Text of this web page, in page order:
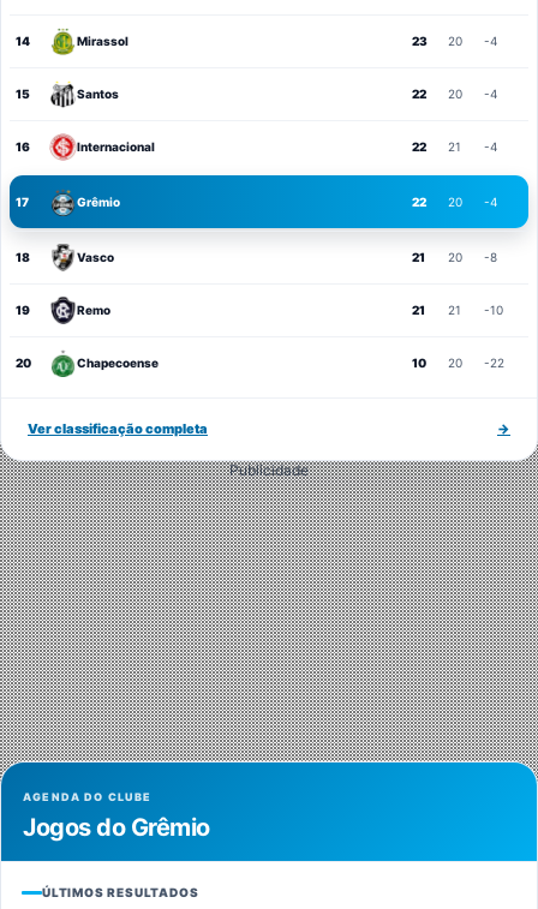
14 Mirassol 23 20 -4
15 Santos 22 20 -4
16 Internacional 22 21 -4
17 Grêmio 22 20 -4
18 Vasco 21 20 -8
19 Remo 21 21 -10
20 Chapecoense 10 20 -22
Ver classificação completa →
Publicidade
AGENDA DO CLUBE
Jogos do Grêmio
ÚLTIMOS RESULTADOS